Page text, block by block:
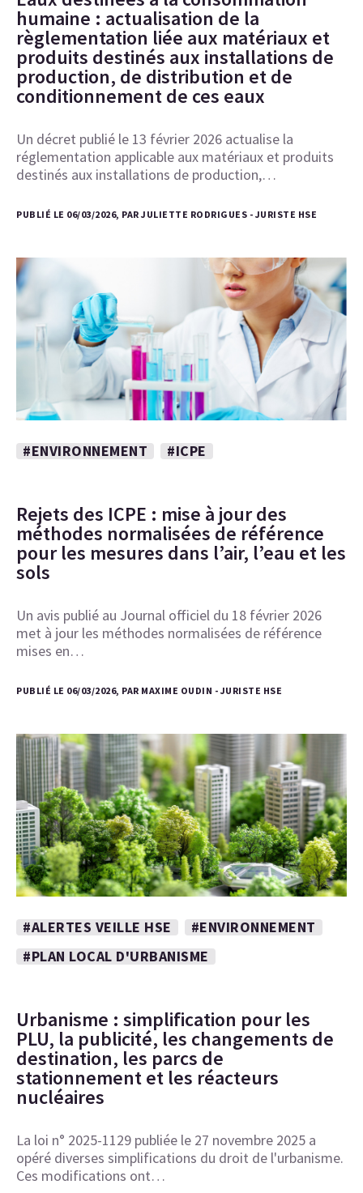
humaine : actualisation de la
règlementation liée aux matériaux et
produits destinés aux installations de
production, de distribution et de
conditionnement de ces eaux
Un décret publié le 13 février 2026 actualise la
réglementation applicable aux matériaux et produits
destinés aux installations de production,…
PUBLIÉ LE 06/03/2026, PAR JULIETTE RODRIGUES - JURISTE HSE
#ENVIRONNEMENT #ICPE
Rejets des ICPE : mise à jour des
méthodes normalisées de référence
pour les mesures dans l’air, l’eau et les
sols
Un avis publié au Journal officiel du 18 février 2026
met à jour les méthodes normalisées de référence
mises en…
PUBLIÉ LE 06/03/2026, PAR MAXIME OUDIN - JURISTE HSE
#ALERTES VEILLE HSE
#ENVIRONNEMENT
#PLAN LOCAL D'URBANISME
Urbanisme : simplification pour les
PLU, la publicité, les changements de
destination, les parcs de
stationnement et les réacteurs
nucléaires
La loi n° 2025-1129 publiée le 27 novembre 2025 a
opéré diverses simplifications du droit de l'urbanisme.
Ces modifications ont…